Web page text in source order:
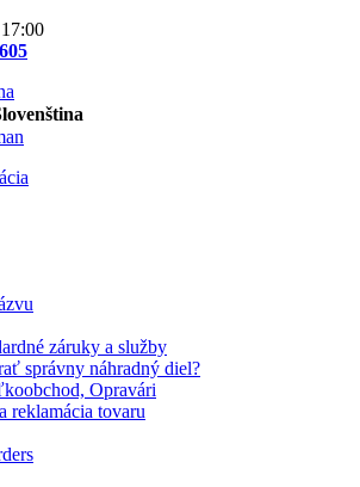
záruky a služby
správny náhradný diel?
Opravári
reklamácia tovaru